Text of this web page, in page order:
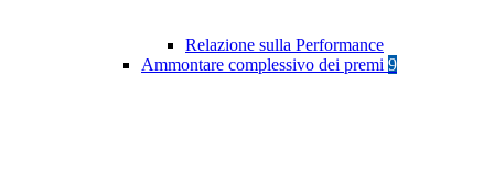
Relazione sulla Performance
Ammontare complessivo dei premi 9